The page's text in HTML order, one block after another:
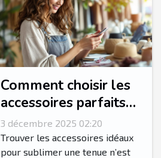
Comment choisir les
accessoires parfaits
pour votre style
vestimentaire ?
3 décembre 2025 02:20
Trouver les accessoires idéaux
pour sublimer une tenue n’est